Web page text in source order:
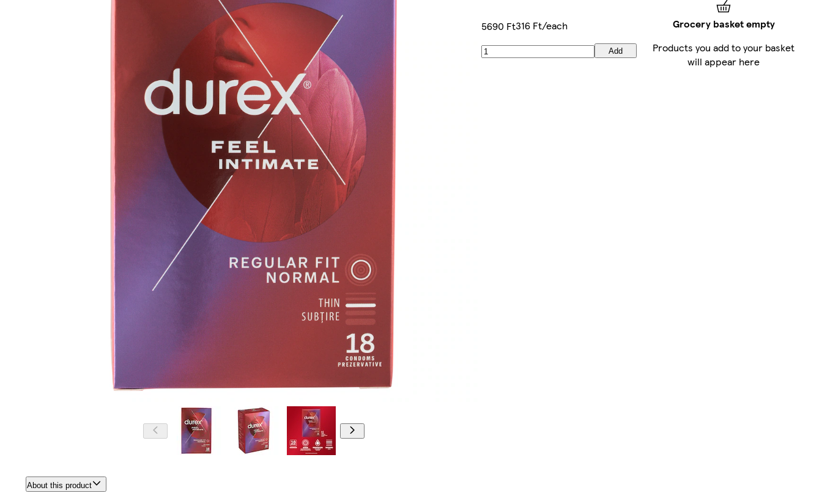
5690 Ft316 Ft/each
Add
About this product
Grocery basket empty
Products you add to your basket
will appear here